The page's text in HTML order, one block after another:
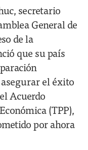
secretario
General de
de la
que su país
el éxito
Acuerdo
(TPP),
por ahora